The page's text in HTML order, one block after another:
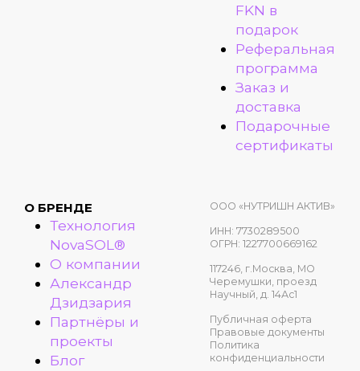
FKN в
подарок
Реферальная
программа
Заказ и
доставка
Подарочные
сертификаты
О БРЕНДЕ
Технология
NovaSOL®
О компании
Александр
Дзидзария
Партнёры и
проекты
Блог
ООО «НУТРИШН АКТИВ»
ИНН: 7730289500
ОГРН: 1227700669162
117246, г.Москва, МО
Черемушки, проезд
Научный, д. 14Ас1
Публичная оферта
Правовые документы
Политика
конфиденциальности